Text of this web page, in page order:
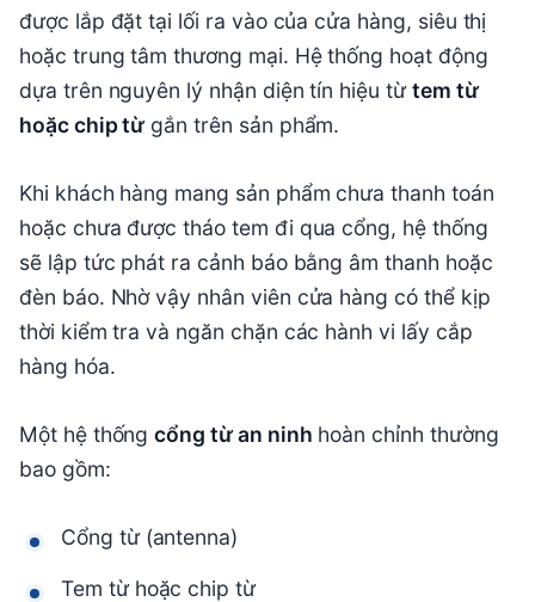
được lắp đặt tại lối ra vào của cửa hàng, siêu thị
hoặc trung tâm thương mại. Hệ thống hoạt động
dựa trên nguyên lý nhận diện tín hiệu từtem từ
hoặc chip từgắn trên sản phẩm.
Khi khách hàng mang sản phẩm chưa thanh toán
hoặc chưa được tháo tem đi qua cổng, hệ thống
sẽ lập tức phát ra cảnh báo bằng âm thanh hoặc
đèn báo. Nhờ vậy nhân viên cửa hàng có thể kịp
thời kiểm tra và ngăn chặn các hành vi lấy cắp
hàng hóa.
Một hệ thốngcổng từ an ninh hoàn chỉnh thường
bao gồm:
Cổng từ (antenna)
Tem từ hoặc chip từ